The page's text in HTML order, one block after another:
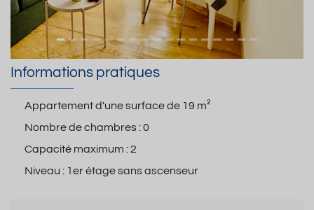
Informations pratiques
Appartement d'une surface de 19 m²
Nombre de chambres :0
Capacité maximum :2
Niveau : 1er étage sans ascenseur